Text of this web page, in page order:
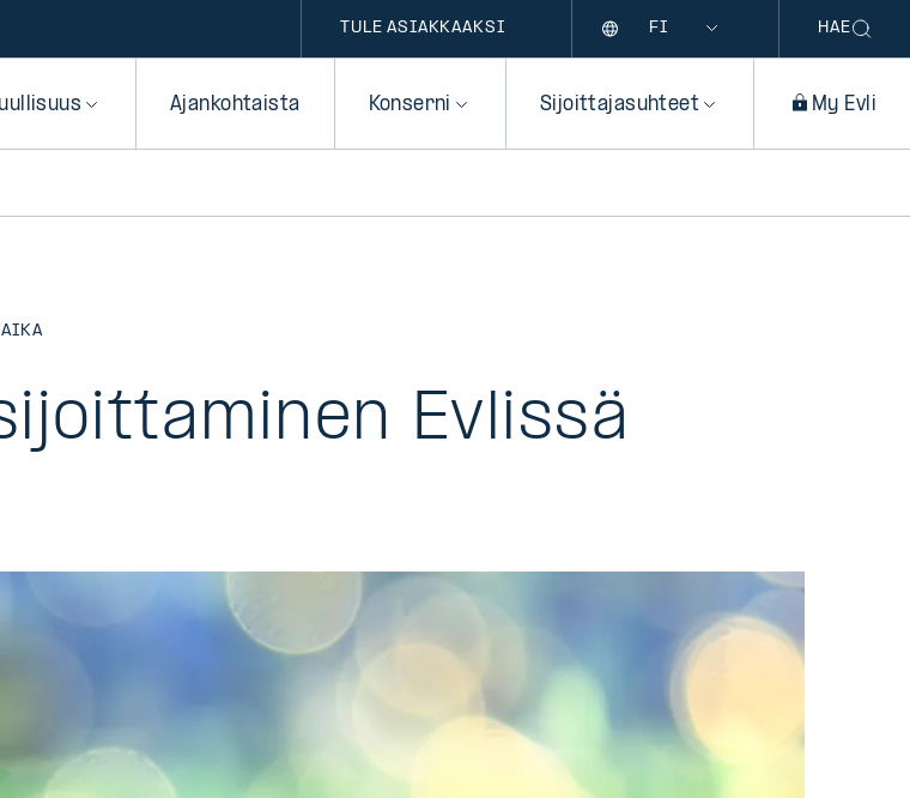
TULE ASIAKKAAKSI HAE
Ajankohtaista Konserni Sijoittajasuhteet My Evli
Evlissä